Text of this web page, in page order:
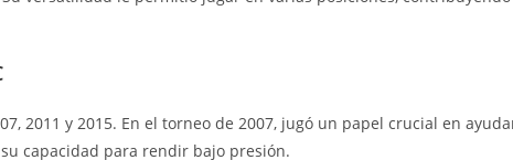
2011 y 2015. En el torneo de 2007, jugó un papel crucial en
capacidad para rendir bajo presión.